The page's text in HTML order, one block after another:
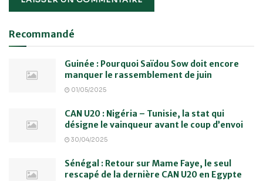
Recommandé
Guinée : Pourquoi Saïdou Sow doit encore
manquer le rassemblement de juin
01/05/2025
CAN U20 : Nigéria – Tunisie, la stat qui
désigne le vainqueur avant le coup d’envoi
30/04/2025
Sénégal : Retour sur Mame Faye, le seul
rescapé de la dernière CAN U20 en Egypte